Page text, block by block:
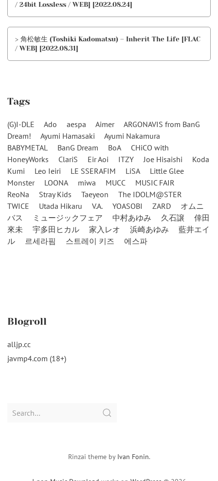
/ 24bit Lossless / WEB] [2022.08.24]
> 角松敏生 (Toshiki Kadomatsu) – Inherit The Life [FLAC
/ WEB] [2022.08.31]
Tags
(G)I-DLE Ado aespa Aimer
ARGONAVIS from BanG
Dream!
Ayumi Hamasaki
Ayumi Nakamura
BABYMETAL
BanG Dream BoA
CHiCO with
HoneyWorks
ClariS Eir Aoi ITZY Joe Hisaishi
Koda
Kumi
Leo Ieiri LE SSERAFIM LiSA
Little Glee
Monster
LOONA miwa MUCC
MUSIC FAIR
ReoNa
Stray Kids Taeyeon
The IDOLM@STER
TWICE
Utada Hikaru V.A. YOASOBI ZARD
オムニ
バス
ミュージックフェア 中村あゆみ 久石譲
倖田
來未
宇多田ヒカル 家入レオ 浜崎あゆみ
藍井エイ
ル
르세라핌 스트레이 키즈 에스파
Blogroll
alljp.cc
javmp4.com (18+)
Search
Rinzai theme by Ivan Fonin.